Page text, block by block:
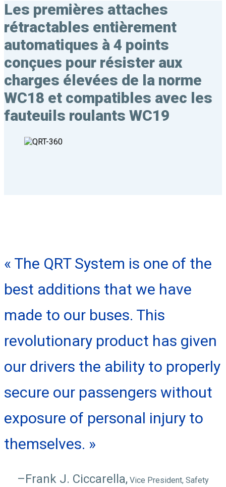
Les premières attaches
rétractables entièrement
automatiques à 4 points
conçues pour résister aux
charges élevées de la norme
WC18 et compatibles avec les
fauteuils roulants WC19
« The QRT System is one of the
best additions that we have
made to our buses. This
revolutionary product has given
our drivers the ability to properly
secure our passengers without
exposure of personal injury to
themselves. »
–Frank J. Ciccarella, Vice President, Safety